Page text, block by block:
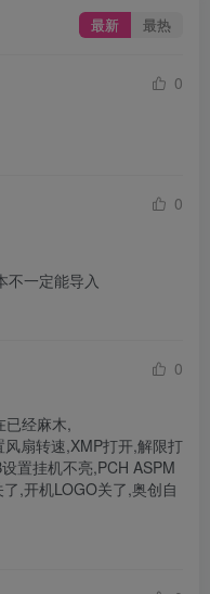
最新 最热
0
0
不一定能导入
0
已经麻木,
扇转速,XMP打开,解限打
置挂机不亮,PCH ASPM
,开机LOGO关了,奥创自